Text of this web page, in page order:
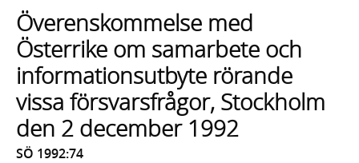
med
sökförslag
Överenskommelse med
Österrike om samarbete och
informationsutbyte rörande
vissa försvarsfrågor, Stockholm
den 2 december 1992
SÖ 1992:74